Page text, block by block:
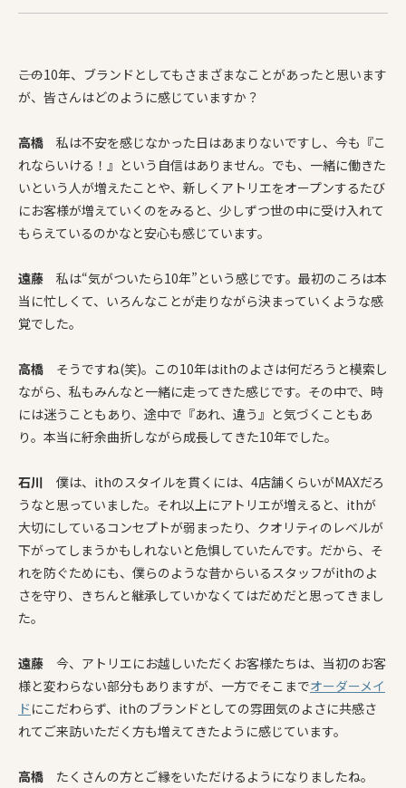
――この10年、ブランドとしてもさまざまなことがあったと思います
が、皆さんはどのように感じていますか？
高橋 私は不安を感じなかった日はあまりないですし、今も『こ
れならいける！』という自信はありません。でも、一緒に働きた
いという人が増えたことや、新しくアトリエをオープンするたび
にお客様が増えていくのをみると、少しずつ世の中に受け入れて
もらえているのかなと安心も感じています。
遠藤 私は“気がついたら10年”という感じです。最初のころは本
当に忙しくて、いろんなことが走りながら決まっていくような感
覚でした。
高橋 そうですね(笑)。この10年はithのよさは何だろうと模索し
ながら、私もみんなと一緒に走ってきた感じです。その中で、時
には迷うこともあり、途中で『あれ、違う』と気づくこともあ
り。本当に紆余曲折しながら成長してきた10年でした。
石川 僕は、ithのスタイルを貫くには、4店舗くらいがMAXだろ
うなと思っていました。それ以上にアトリエが増えると、ithが
大切にしているコンセプトが弱まったり、クオリティのレベルが
下がってしまうかもしれないと危惧していたんです。だから、そ
れを防ぐためにも、僕らのような昔からいるスタッフがithのよ
さを守り、きちんと継承していかなくてはだめだと思ってきまし
た。
遠藤 今、アトリエにお越しいただくお客様たちは、当初のお客
様と変わらない部分もありますが、一方でそこまでオーダーメイ
ド にこだわらず、 ithのブランドとしての雰囲気のよさに共感さ
れてご来訪いただく方も増えてきたように感じています。
高橋
たくさんの方とご縁をいただけるようになりましたね。